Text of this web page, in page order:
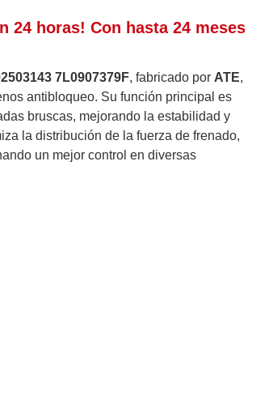
24 horas! Con hasta 24 meses
7L0907379F, fabricado por ATE,
antibloqueo. Su función principal es
bruscas, mejorando la estabilidad y
la distribución de la fuerza de frenado,
un mejor control en diversas